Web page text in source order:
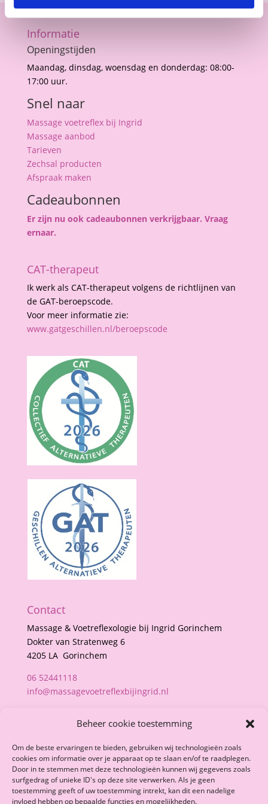
Beheer cookie toestemming
Om de beste ervaringen te bieden, gebruiken wij technologieën zoals
cookies om informatie over je apparaat op te slaan en/of te raadplegen.
Door in te stemmen met deze technologieën kunnen wij gegevens zoals
surfgedrag of unieke ID's op deze site verwerken. Als je geen
toestemming geeft of uw toestemming intrekt, kan dit een nadelige
invloed hebben op bepaalde functies en mogelijkheden.
Informatie
Openingstijden
Maandag, dinsdag, woensdag en donderdag: 08:00-
17:00 uur.
Snel naar
Massage voetreflex bij Ingrid
Massage aanbod
Tarieven
Zechsal producten
Afspraak maken
Cadeaubonnen
Er zijn nu ook cadeaubonnen verkrijgbaar. Vraag
ernaar.
CAT-therapeut
Ik werk als CAT-therapeut volgens de richtlijnen van
de GAT-beroepscode.
Voor meer informatie zie:
www.gatgeschillen.nl/beroepscode
Contact
Massage & Voetreflexologie bij Ingrid Gorinchem
Dokter van Stratenweg 6
4205 LA Gorinchem
06 52441118
info@massagevoetreflexbijingrid.nl
complementair en vervangen de huisarts niet.
Wij schrijven geen medicijnen voor en stellen geen
diagnose.